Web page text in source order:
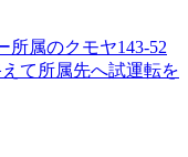
所属のクモヤ143-52
て所属先へ試運転を